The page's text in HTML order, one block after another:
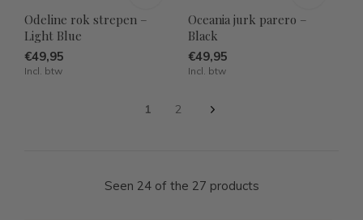
Odeline rok strepen –
Light Blue
€49,95
Incl. btw
Oceania jurk parero –
Black
€49,95
Incl. btw
1 2
Seen 24 of the 27 products